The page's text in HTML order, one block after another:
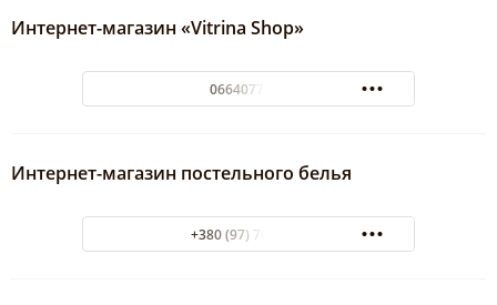
Интернет-магазин «Vitrina Shop»
0664077930
Интернет-магазин постельного белья
+380 (97) 7009134